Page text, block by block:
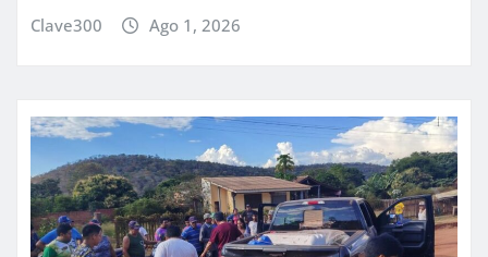
Clave300 Ago 1, 2026